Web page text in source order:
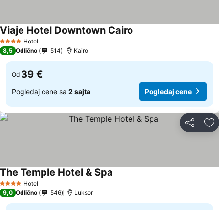
4 ZvezdiceHotel
Viaje Hotel Downtown Cairo
8,5 Odlično 514 Kairo
Od 39 €
Pogledaj cene sa 2 sajta Pogledaj cene
Deli
4 ZvezdiceHotel
The Temple Hotel & Spa
9,0 Odlično 546 Luksor